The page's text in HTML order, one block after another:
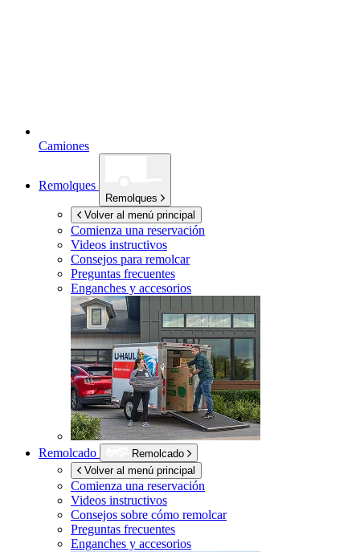
Camiones
Remolques
Remolques
Volver al menú principal
Comienza una reservación
Videos instructivos
Consejos para remolcar
Preguntas frecuentes
Enganches y accesorios
Remolcado
Remolcado
Volver al menú principal
Comienza una reservación
Videos instructivos
Consejos sobre cómo remolcar
Preguntas frecuentes
Enganches y accesorios